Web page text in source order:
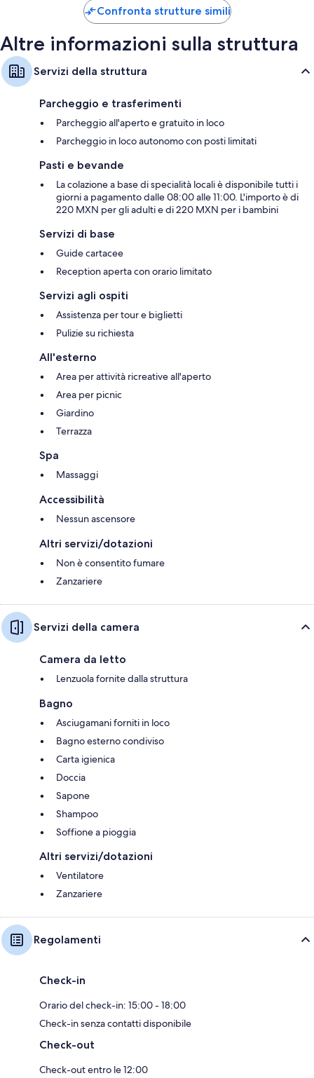
70 €
Confronta strutture simili
Altre informazioni sulla struttura
Servizi della struttura
Parcheggio e trasferimenti
Parcheggio all'aperto e gratuito in loco
Parcheggio in loco autonomo con posti limitati
Pasti e bevande
La colazione a base di specialità locali è disponibile tutti i
giorni a pagamento dalle 08:00 alle 11:00. L'importo è di
220 MXN per gli adulti e di 220 MXN per i bambini
Servizi di base
Guide cartacee
Reception aperta con orario limitato
Servizi agli ospiti
Assistenza per tour e biglietti
Pulizie su richiesta
All'esterno
Area per attività ricreative all'aperto
Area per picnic
Giardino
Terrazza
Spa
Massaggi
Accessibilità
Nessun ascensore
Altri servizi/dotazioni
Non è consentito fumare
Zanzariere
Servizi della camera
Camera da letto
Lenzuola fornite dalla struttura
Bagno
Asciugamani forniti in loco
Bagno esterno condiviso
Carta igienica
Doccia
Sapone
Shampoo
Soffione a pioggia
Altri servizi/dotazioni
Ventilatore
Zanzariere
Regolamenti
Check-in
Orario del check-in: 15:00 - 18:00
Check-in senza contatti disponibile
Check-out
Check-out entro le 12:00